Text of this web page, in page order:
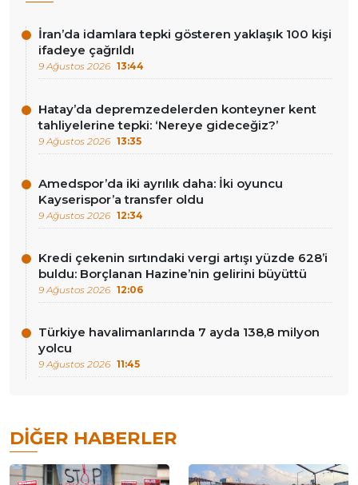
İran’da idamlara tepki gösteren yaklaşık 100 kişi
ifadeye çağrıldı
9 Ağustos 2026 13:44
Hatay’da depremzedelerden konteyner kent
tahliyelerine tepki: ‘Nereye gideceğiz?’
9 Ağustos 2026 13:35
Amedspor’da iki ayrılık daha: İki oyuncu
Kayserispor’a transfer oldu
9 Ağustos 2026 12:34
Kredi çekenin sırtındaki vergi artışı yüzde 628’i
buldu: Borçlanan Hazine’nin gelirini büyüttü
9 Ağustos 2026 12:06
Türkiye havalimanlarında 7 ayda 138,8 milyon
yolcu
9 Ağustos 2026 11:45
DIĞER HABERLER